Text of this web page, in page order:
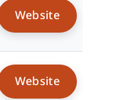
Website
Website